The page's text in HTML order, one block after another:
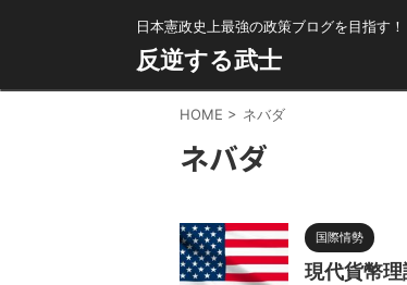
日本憲政史上最強の政策ブログを目指す！
反逆する武士
HOME > ネバダ
ネバダ
国際情勢
現代貨幣